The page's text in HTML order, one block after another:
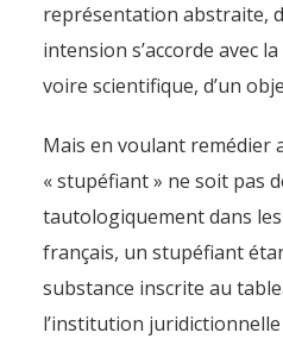
représentation abstraite,
intension s’accorde avec
voire scientifique, d’un
Mais en voulant remédier
« stupéfiant » ne soit pas
tautologiquement dans
français, un stupéfiant
substance inscrite au
l’institution